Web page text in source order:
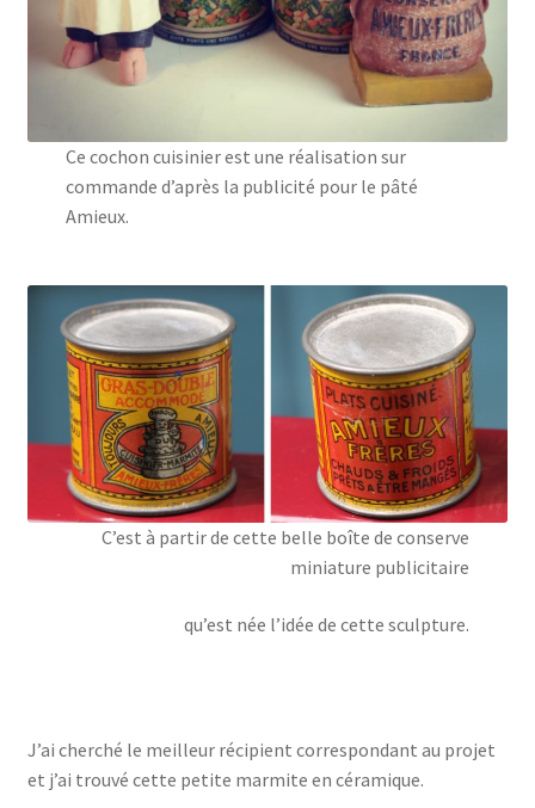
Ce cochon cuisinier est une réalisation sur
commande d’après la publicité pour le pâté
Amieux.
C’est à partir de cette belle boîte de conserve
miniature publicitaire
qu’est née l’idée de cette sculpture.
J’ai cherché le meilleur récipient correspondant au projet
et j’ai trouvé cette petite marmite en céramique.